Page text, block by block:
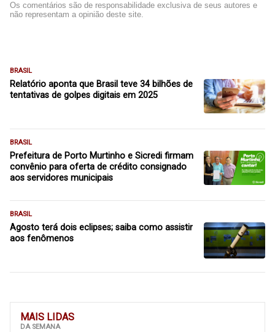
MAIS LIDAS
DA SEMANA
Os comentários são de responsabilidade exclusiva de seus autores e
não representam a opinião deste site.
BRASIL
Relatório aponta que Brasil teve 34 bilhões de
tentativas de golpes digitais em 2025
BRASIL
Prefeitura de Porto Murtinho e Sicredi firmam
convênio para oferta de crédito consignado
aos servidores municipais
BRASIL
Agosto terá dois eclipses; saiba como assistir
aos fenômenos